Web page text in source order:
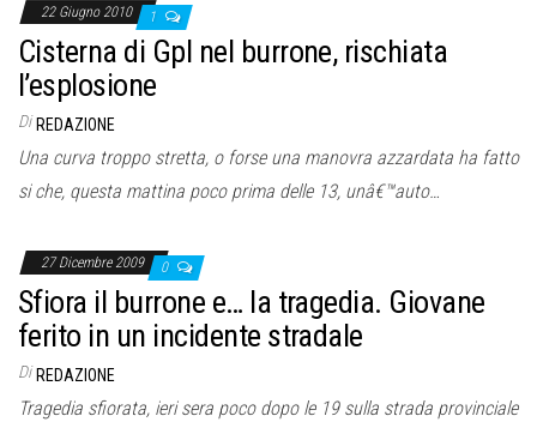
22 Giugno 2010 1
Cisterna di Gpl nel burrone, rischiata
l’esplosione
Di REDAZIONE
Una curva troppo stretta, o forse una manovra azzardata ha fatto
si che, questa mattina poco prima delle 13, unâ€™auto…
27 Dicembre 2009 0
Sfiora il burrone e… la tragedia. Giovane
ferito in un incidente stradale
Di REDAZIONE
Tragedia sfiorata, ieri sera poco dopo le 19 sulla strada provinciale